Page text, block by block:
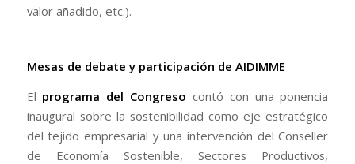
valor añadido, etc.).
Mesas de debate y participación de AIDIMME
El programa del Congreso contó con una ponencia
inaugural sobre la sostenibilidad como eje estratégico
del tejido empresarial y una intervención del Conseller
de Economía Sostenible, Sectores Productivos,